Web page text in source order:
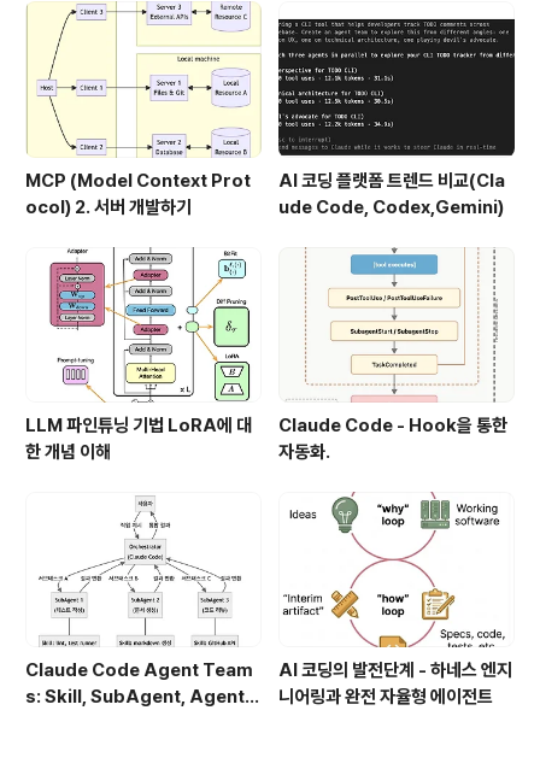
MCP (Model Context Prot
ocol) 2. 서버 개발하기
AI 코딩 플랫폼 트렌드 비교(Cla
ude Code, Codex,Gemini)
LLM 파인튜닝 기법 LoRA에 대
한 개념 이해
Claude Code - Hook을 통한
자동화.
Claude Code Agent Team
s: Skill, SubAgent, Agent T
AI 코딩의 발전단계 - 하네스 엔지
니어링과 완전 자율형 에이전트